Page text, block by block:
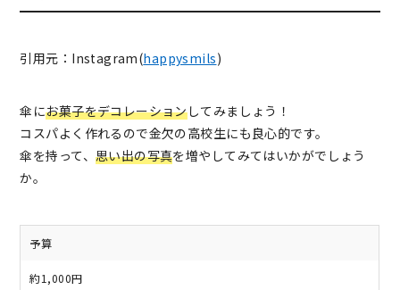
引用元：Instagram(happysmils)
傘にお菓子をデコレーションしてみましょう！
コスパよく作れるので金欠の高校生にも良心的です。
傘を持って、 思い出の写真を増やしてみてはいかがでしょう
か。
予算
約1,000円